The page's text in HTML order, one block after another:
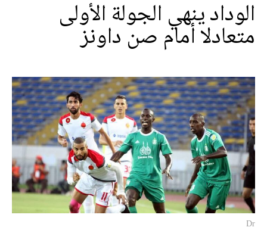
الوداد ينهي الجولة الأولى
متعادلا أمام صن داونز
Dr